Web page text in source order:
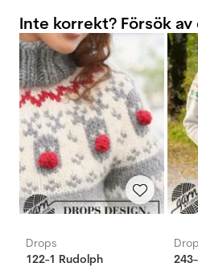
Inte korrekt? Försök
Drops
122-1 Rudolph